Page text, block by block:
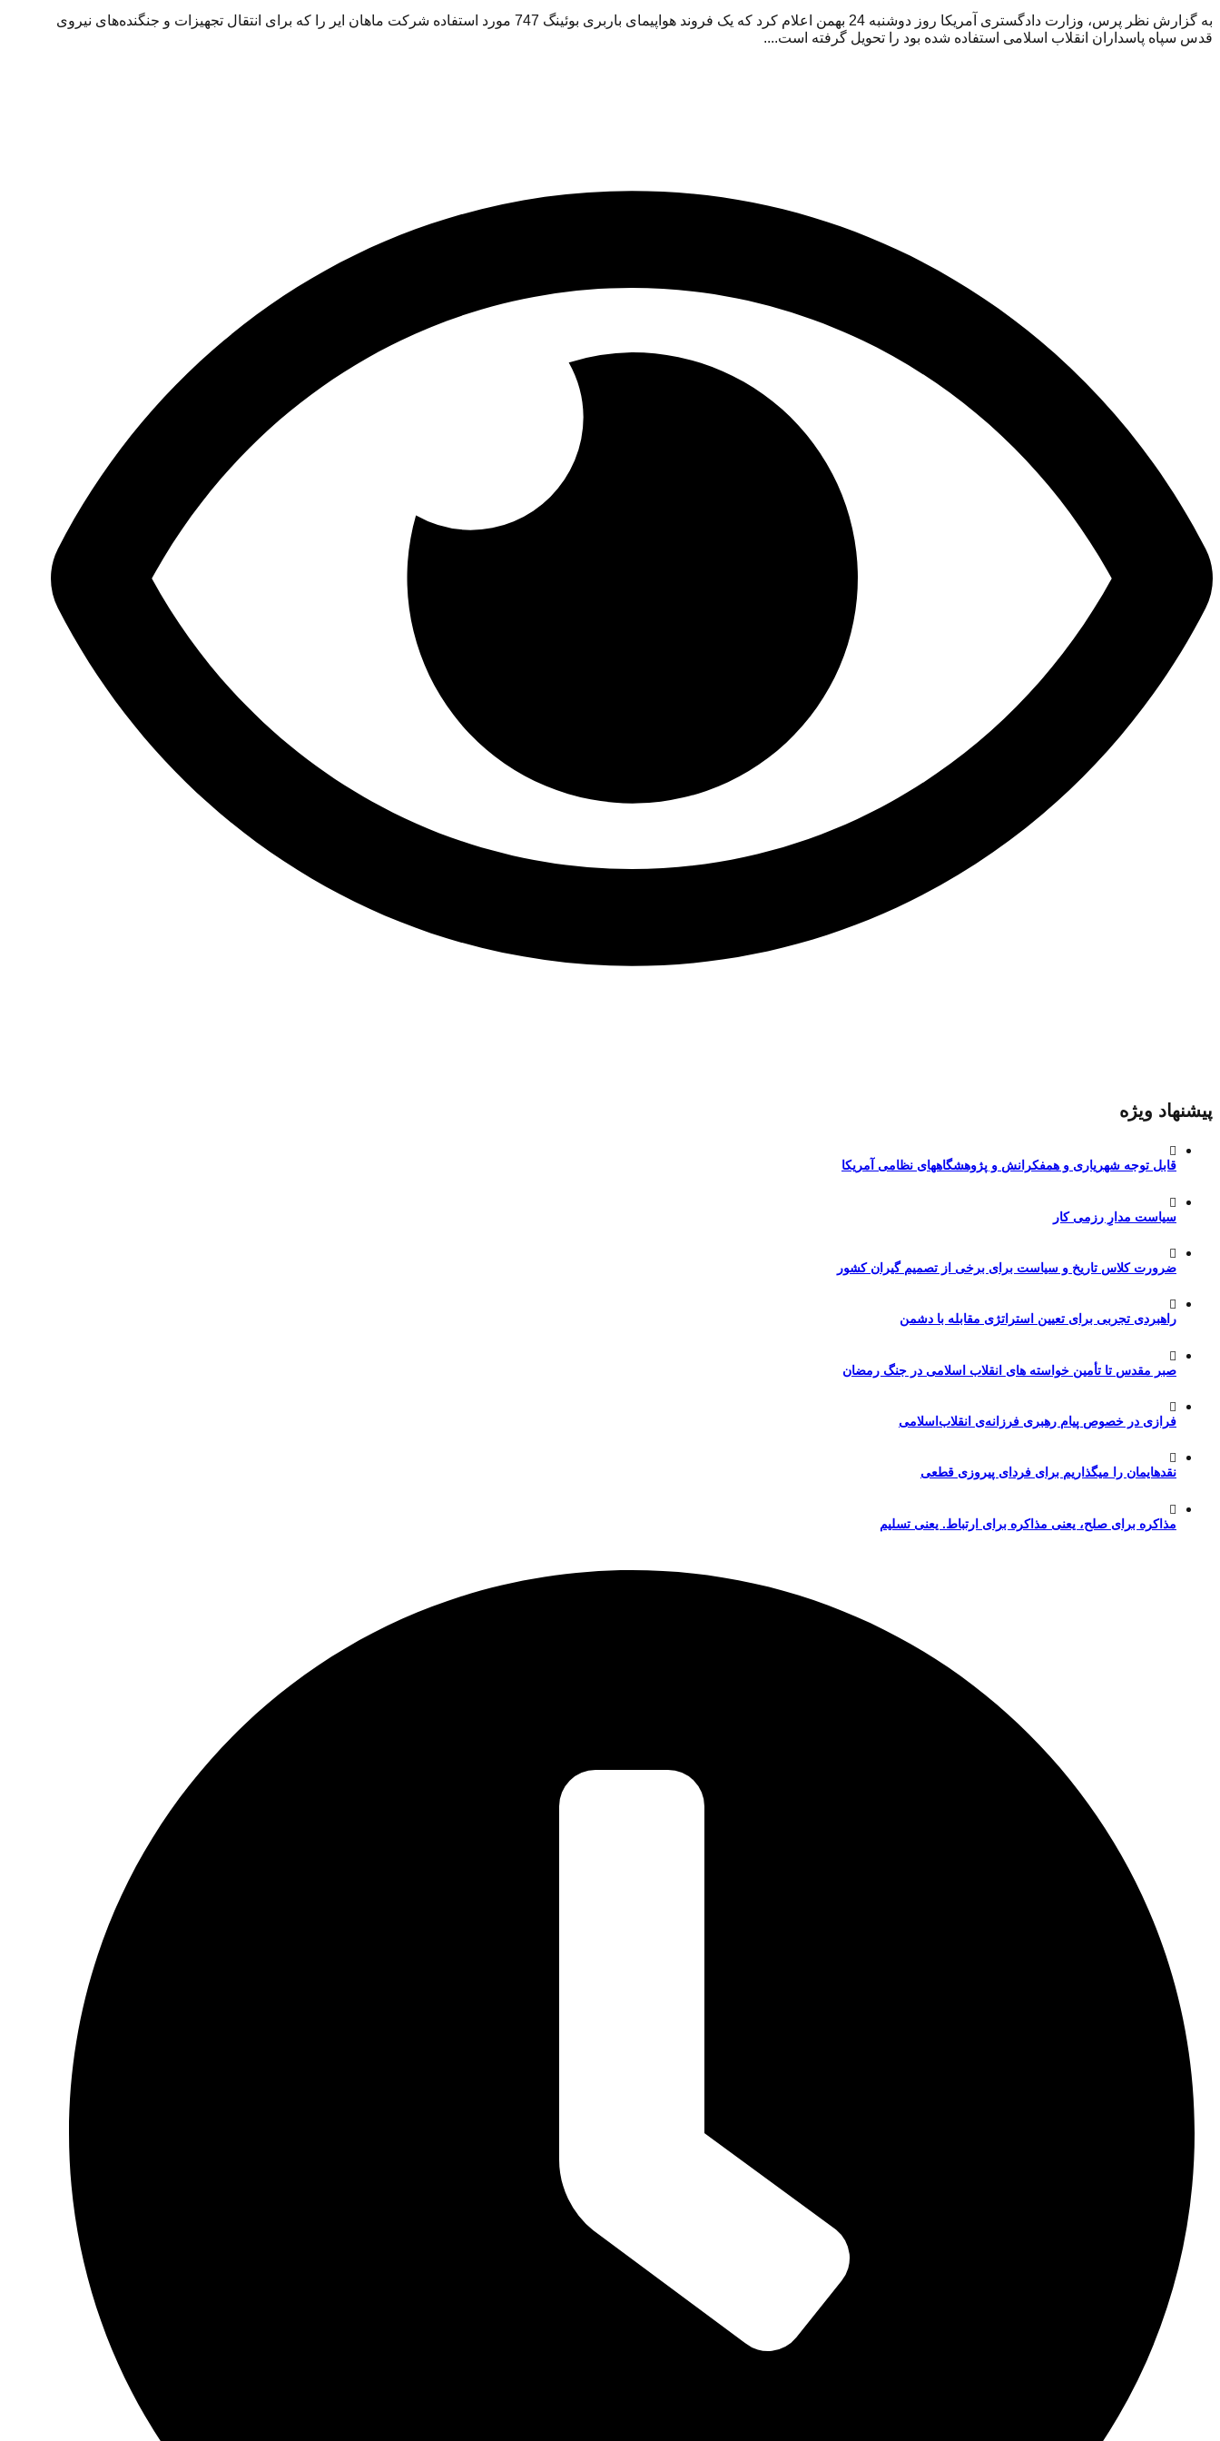
به گزارش نظر پرس، وزارت دادگستری آمریکا روز دوشنبه 24 بهمن اعلام کرد که یک فروند هواپیمای باربری بوئینگ 747 مورد استفاده شرکت ماهان ایر را که برای انتقال تجهیزات و جنگنده‌های نیروی
قدس سپاه پاسداران انقلاب اسلامی استفاده شده بود را تحویل گرفته است....
پیشنهاد ویژه
قابل توجه شهریاری و همفکرانش و پژوهشگاههای نظامی آمریکا
سیاست مدارِ رزمی کار
ضرورت کلاس تاریخ و سیاست برای برخی از تصمیم گیران کشور
راهبردی تجربی برای تعیین استراتژی مقابله با دشمن
صبر مقدس تا تأمین خواسته های انقلاب اسلامی در جنگ رمضان
فرازی در خصوص پیام رهبری فرزانه‌ی انقلاب‌اسلامی
نقدهایمان را میگذاریم برای فردای پیروزی قطعی
مذاکره برای صلح، یعنی مذاکره برای ارتباط. یعنی تسلیم